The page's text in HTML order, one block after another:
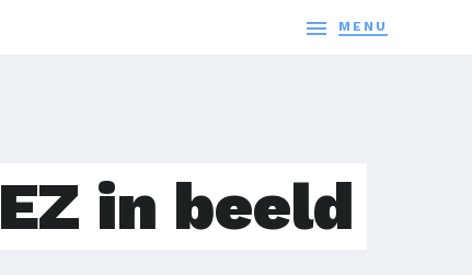
 MENU
EZ in beeld